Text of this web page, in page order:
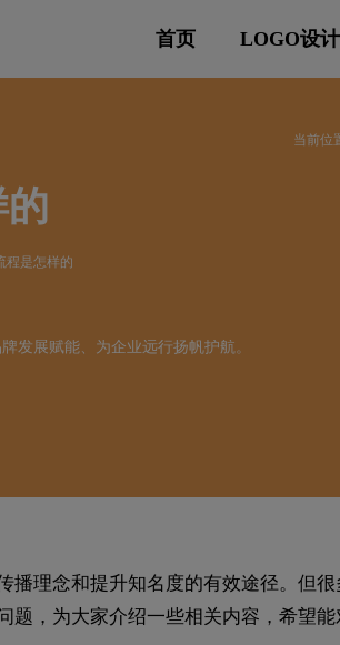
首页 LOGO设计
当前位
程是怎样的
发展赋能、为企业远行扬帆护航。
理念和提升知名度的有效途径。但
，为大家介绍一些相关内容，希望能